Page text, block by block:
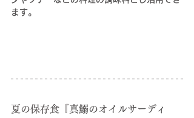
ます。
夏 の保存食
真鰯のオイルサーディ